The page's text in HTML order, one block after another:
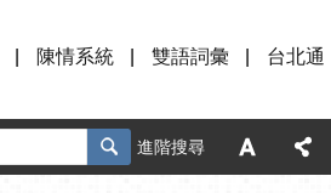
陳情系統 雙語詞彙 台北通
進階搜尋